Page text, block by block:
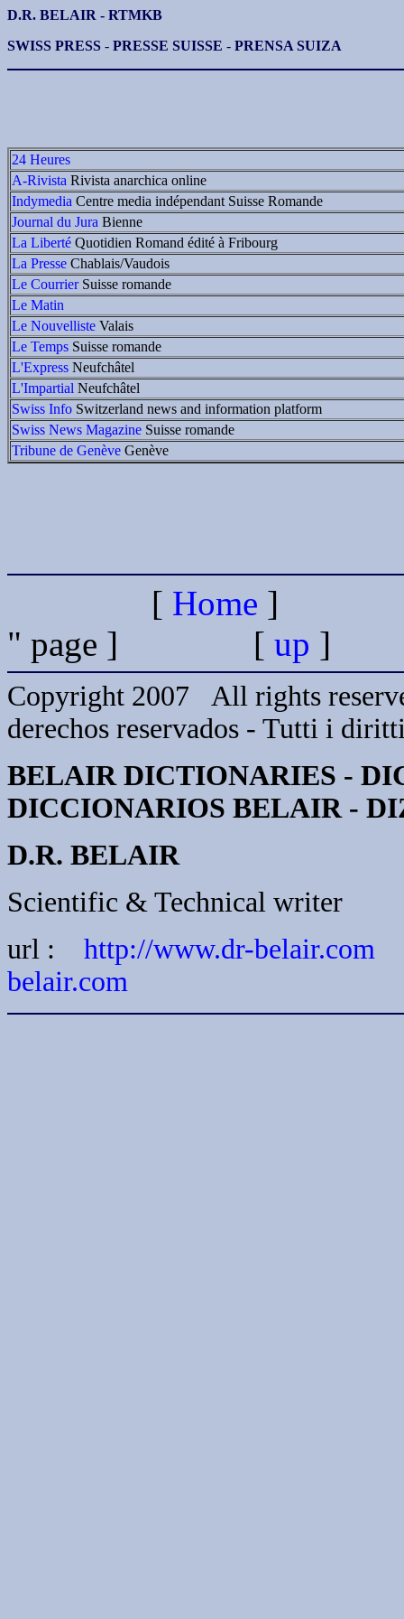
D.R. BELAIR - RTMKB
SWISS PRESS - PRESSE SUISSE - PRENSA SUIZA
24 Heures
A-Rivista Rivista anarchica online
Indymedia Centre media indépendant Suisse Romande
Journal du Jura Bienne
La Liberté Quotidien Romand édité à Fribourg
La Presse Chablais/Vaudois
Le CourrierSuisse romande
Le Matin
Le Nouvelliste Valais
Le Temps Suisse romande
L'Express Neufchâtel
L'Impartial Neufchâtel
Swiss Info Switzerland news and information platform
Swiss News Magazine Suisse romande
Tribune de Genève Genève
[ Home ]
" page ] [ up ]
Copyright 2007 All rights
derechos reservados - Tutti i
BELAIR DICTIONARIES -
DICCIONARIOS BELAIR -
D.R. BELAIR
Scientific & Technical writer
url : http://www.dr-belair.com
belair.com